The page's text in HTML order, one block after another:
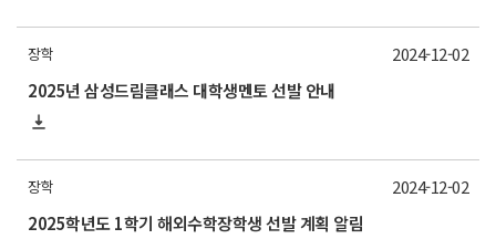
장학
2025년 삼성드림클래스 대학생멘토 선발 안내
2024-12-02
장학
2025학년도 1학기 해외수학장학생 선발 계획 알림
2024-12-02